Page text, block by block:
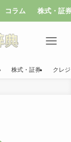
コラム 株式・証
株式・証券 クレ